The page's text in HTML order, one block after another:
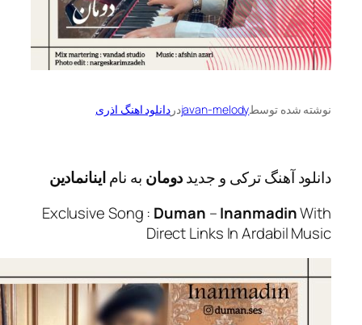
توسطjavan-melodyدردانلود اهنگ اذری
ترکی و جدیددومان به ناماینانمادین
Exclusive Song :Duman–
Direct Links In